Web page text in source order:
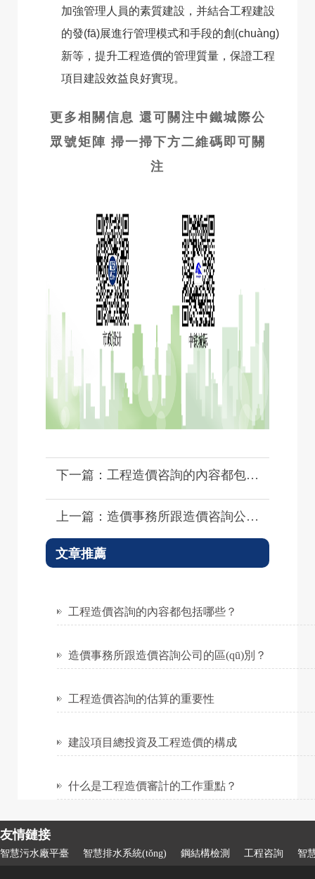
加強管理人員的素質建設，并結合工程建設
的發(fā)展進行管理模式和手段的創(chuàng)
新等，提升工程造價的管理質量，保證工程
項目建設效益良好實現。
更多相關信息 還可關注中鐵城際公
眾號矩陣 掃一掃下方二維碼即可關
注
下一篇：工程造價咨詢的內容都包括哪些？
上一篇：造價事務所跟造價咨詢公司的區(qū)別？
文章推薦
工程造價咨詢的內容都包括哪些？
造價事務所跟造價咨詢公司的區(qū)別？
工程造價咨詢的估算的重要性
建設項目總投資及工程造價的構成
什么是工程造價審計的工作重點？
友情鏈接
智慧污水廠平臺 智慧排水系統(tǒng) 鋼結構檢測 工程咨詢 智